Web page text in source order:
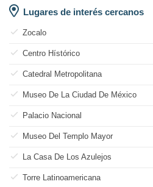
Lugares de interés cercanos
Zocalo
Centro Hístórico
Catedral Metropolitana
Museo De La Ciudad De México
Palacio Nacional
Museo Del Templo Mayor
La Casa De Los Azulejos
Torre Latinoamericana